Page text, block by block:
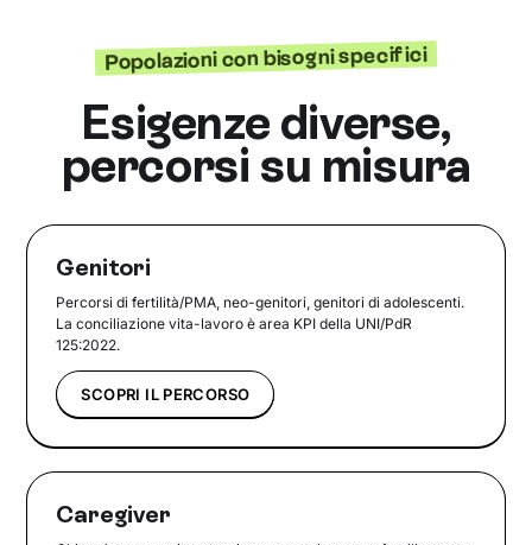
Popolazioni con bisogni specifici
Esigenze diverse,
percorsi su misura
Genitori
Percorsi di fertilità/PMA, neo-genitori, genitori di adolescenti.
La conciliazione vita-lavoro è area KPI della UNI/PdR
125:2022.
SCOPRI IL PERCORSO
Caregiver